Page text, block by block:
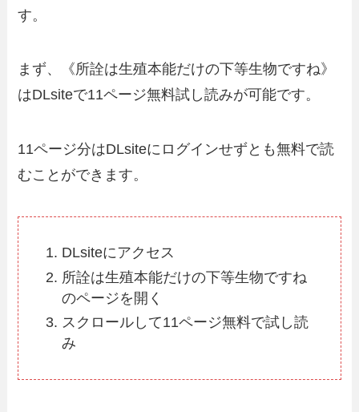
す。
まず、《所詮は生殖本能だけの下等生物ですね》
はDLsiteで11ページ無料試し読みが可能です。
11ページ分はDLsiteにログインせずとも無料で読
むことができます。
DLsiteにアクセス
所詮は生殖本能だけの下等生物ですね
のページを開く
スクロールして11ページ無料で試し読
み